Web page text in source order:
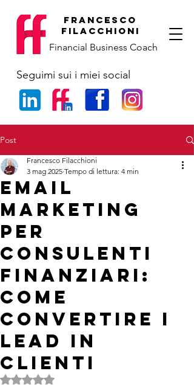
francesco
filacchioni
Financial Business Coach
Seguimi sui i miei social
Post
Email
Marketing
per
Consulenti
Finanziari:
Come
Convertire i
Lead in
Clienti
Francesco Filacchioni
3 mag 2025 Tempo di lettura: 4 min
Valutazione NaN stelle su 5.